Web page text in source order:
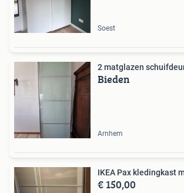
Soest
2 matglazen
Bieden
Arnhem
IKEA Pax kledingkast
€ 150,00